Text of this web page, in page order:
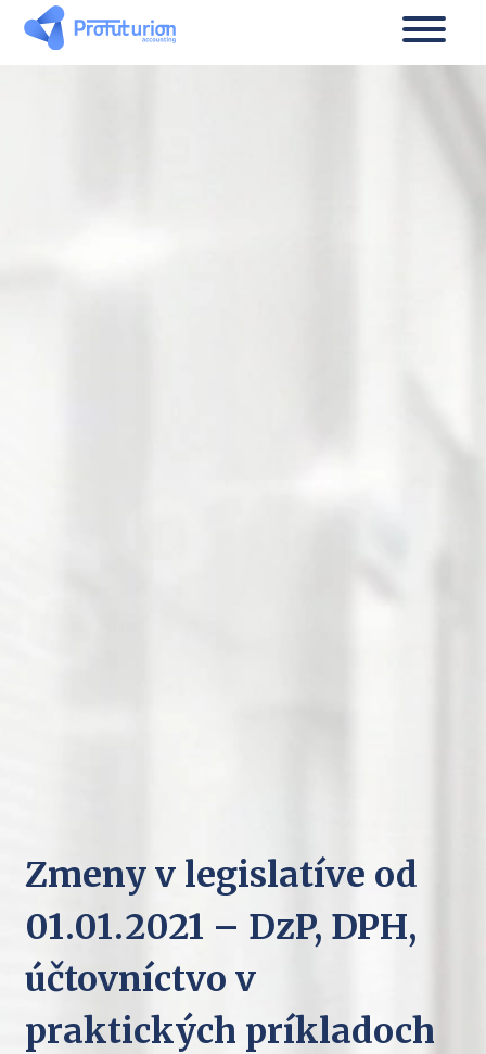
Zmeny v legislatíve od
01.01.2021 – DzP, DPH,
účtovníctvo v
praktických príkladoch